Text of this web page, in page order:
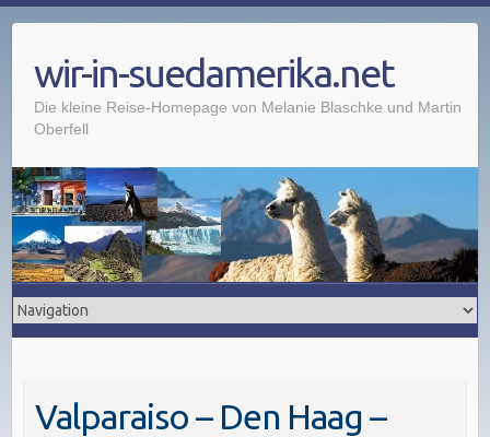
wir-in-suedamerika.net
Die kleine Reise-Homepage von Melanie Blaschke und Martin
Oberfell
Valparaiso – Den Haag –